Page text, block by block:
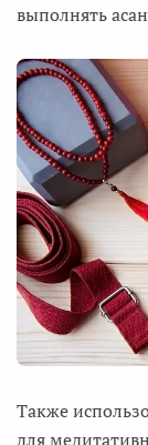
выполнять
Также
для